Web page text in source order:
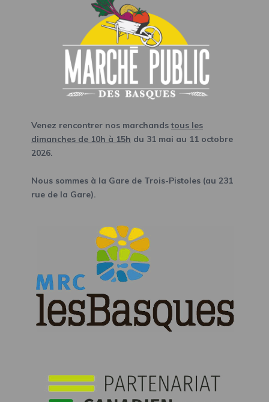
Venez rencontrer nos marchandstous les
dimanches de 10h à 15h du 31 mai au 11 octobre
2026.
Nous sommes à la Gare de Trois-Pistoles (au 231
rue de la Gare).